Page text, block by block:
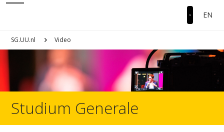
EN
SG.UU.nl Video
Studium Generale